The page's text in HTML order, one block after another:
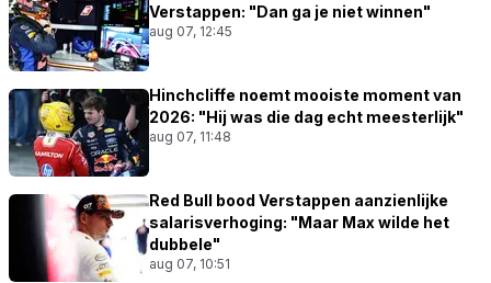
Verstappen: "Dan ga je niet winnen"
aug 07, 12:45
Hinchcliffe noemt mooiste moment van
2026: "Hij was die dag echt meesterlijk"
aug 07, 11:48
Red Bull bood Verstappen aanzienlijke
salarisverhoging: "Maar Max wilde het
dubbele"
aug 07, 10:51